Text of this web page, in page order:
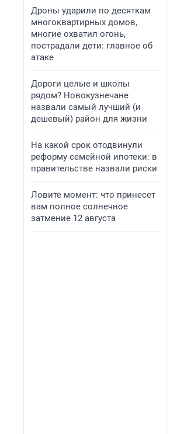
Дроны ударили по десяткам
многоквартирных домов,
многие охватил огонь,
пострадали дети: главное об
атаке
Дороги целые и школы
рядом? Новокузнечане
назвали самый лучший (и
дешевый) район для жизни
На какой срок отодвинули
реформу семейной ипотеки: в
правительстве назвали риски
Ловите момент: что принесет
вам полное солнечное
затмение 12 августа